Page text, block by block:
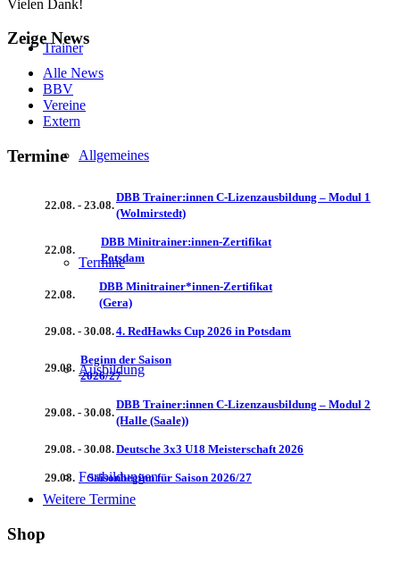
Trainer
Allgemeines
Termine
Ausbildung
Fortbildungen
Vielen Dank!
Zeige News
Alle News
BBV
Vereine
Extern
Termine
22.08. - 23.08.
DBB Trainer:innen C-Lizenzausbildung – Modul 1
(Wolmirstedt)
22.08.
DBB Minitrainer:innen-Zertifikat
Potsdam
22.08.
DBB Minitrainer*innen-Zertifikat
(Gera)
29.08. - 30.08.4. RedHawks Cup 2026 in Potsdam
29.08.
Beginn der Saison
2026/27
29.08. - 30.08.
DBB Trainer:innen C-Lizenzausbildung – Modul 2
(Halle (Saale))
29.08. - 30.08.Deutsche 3x3 U18 Meisterschaft 2026
29.08. Saisonbeginn für Saison 2026/27
Weitere Termine
Shop